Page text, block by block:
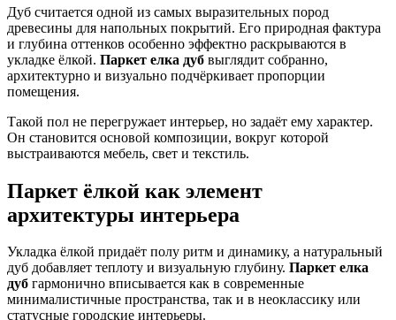
Дуб считается одной из самых выразительных пород
древесины для напольных покрытий. Его природная фактура
и глубина оттенков особенно эффектно раскрываются в
укладке ёлкой. Паркет елка дуб выглядит собранно,
архитектурно и визуально подчёркивает пропорции
помещения.
Такой пол не перегружает интерьер, но задаёт ему характер.
Он становится основой композиции, вокруг которой
выстраиваются мебель, свет и текстиль.
Паркет ёлкой как элемент
архитектуры интерьера
Укладка ёлкой придаёт полу ритм и динамику, а натуральный
дуб добавляет теплоту и визуальную глубину. Паркет елка
дуб гармонично вписывается как в современные
минималистичные пространства, так и в неоклассику или
статусные городские интерьеры.